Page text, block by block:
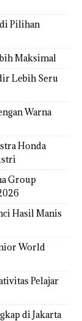
Pilihan
Maksimal
Lebih Seru
Warna
Honda
Group
Hasil Manis
World
Pelajar
di Jakarta